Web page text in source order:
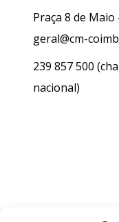
Praça 8 de
geral@cm-
239 857 500
nacional)